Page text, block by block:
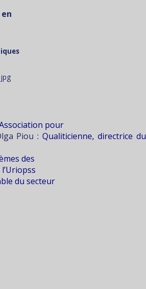
pour
Piou: Qualiticienne, directrice du
des
du secteur